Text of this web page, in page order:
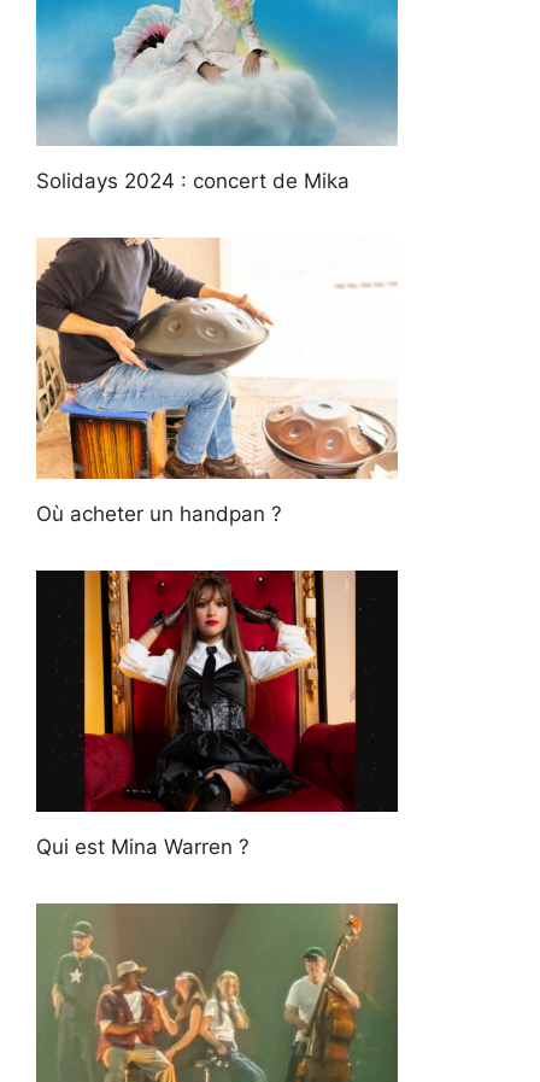
Solidays 2024 : concert de Mika
Où acheter un handpan ?
Qui est Mina Warren ?